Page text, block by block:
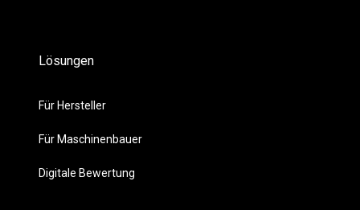
Lösungen
Für Hersteller
Für Maschinenbauer
Digitale Bewertung